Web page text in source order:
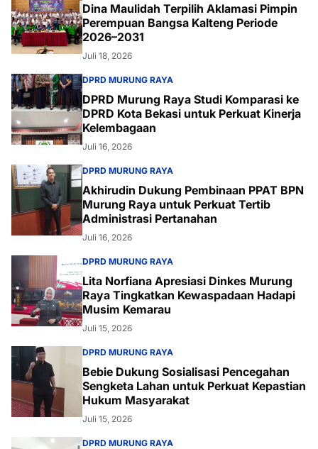
Dina Maulidah Terpilih Aklamasi Pimpin
Perempuan Bangsa Kalteng Periode
2026–2031
Juli 18, 2026
DPRD MURUNG RAYA
DPRD Murung Raya Studi Komparasi ke
DPRD Kota Bekasi untuk Perkuat Kinerja
Kelembagaan
Juli 16, 2026
DPRD MURUNG RAYA
Akhirudin Dukung Pembinaan PPAT BPN
Murung Raya untuk Perkuat Tertib
Administrasi Pertanahan
Juli 16, 2026
DPRD MURUNG RAYA
Lita Norfiana Apresiasi Dinkes Murung
Raya Tingkatkan Kewaspadaan Hadapi
Musim Kemarau
Juli 15, 2026
DPRD MURUNG RAYA
Bebie Dukung Sosialisasi Pencegahan
Sengketa Lahan untuk Perkuat Kepastian
Hukum Masyarakat
Juli 15, 2026
DPRD MURUNG RAYA